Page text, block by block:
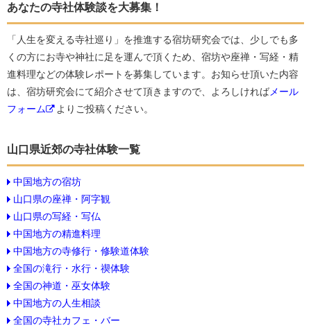
あなたの寺社体験談を大募集！
「人生を変える寺社巡り」を推進する宿坊研究会では、少しでも多
くの方にお寺や神社に足を運んで頂くため、宿坊や座禅・写経・精
進料理などの体験レポートを募集しています。お知らせ頂いた内容
は、宿坊研究会にて紹介させて頂きますので、よろしければ メール
フォーム
よりご投稿ください。
山口県近郊の寺社体験一覧
中国地方の宿坊
山口県の座禅・阿字観
山口県の写経・写仏
中国地方の精進料理
中国地方の寺修行・修験道体験
全国の滝行・水行・禊体験
全国の神道・巫女体験
中国地方の人生相談
全国の寺社カフェ・バー